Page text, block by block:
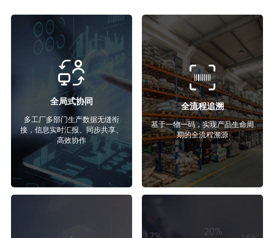
全局式协同
多工厂多部门生产数据无缝衔
接，信息实时汇报、同步共享、
高效协作
全流程追溯
基于一物一码，实现产品生命周
期的全流程溯源